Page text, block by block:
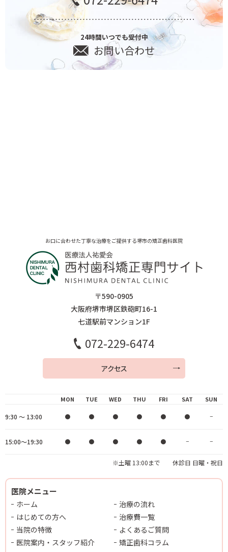
24時間いつでも受付中
お問い合わせ
お口に合わせた丁寧な治療をご提供する堺市の矯正歯科医院
〒590-0905
大阪府堺市堺区鉄砲町16-1
七道駅前マンション1F
072-229-6474
アクセス
MON TUE WED THU FRI SAT SUN
※土曜 13:00まで 休診日 日曜・祝日
9:30 ～ 13:00 ● ● ● ● ● ● −
15:00～19:30 ● ● ● ● ● − −
医院メニュー
ホーム
はじめての方へ
当院の特徴
医院案内・スタッフ紹介
治療の流れ
治療費一覧
よくあるご質問
矯正歯科コラム